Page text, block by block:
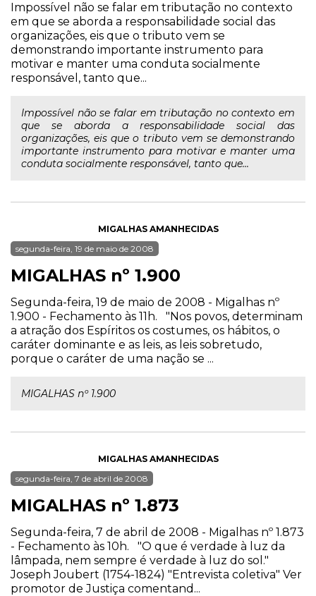
Impossível não se falar em tributação no contexto
em que se aborda a responsabilidade social das
organizações, eis que o tributo vem se
demonstrando importante instrumento para
motivar e manter uma conduta socialmente
responsável, tanto que...
Impossível não se falar em tributação no contexto em
que se aborda a responsabilidade social das
organizações, eis que o tributo vem se demonstrando
importante instrumento para motivar e manter uma
conduta socialmente responsável, tanto que...
MIGALHAS AMANHECIDAS
segunda-feira, 19 de maio de 2008
MIGALHAS nº 1.900
Segunda-feira, 19 de maio de 2008 - Migalhas nº
1.900 - Fechamento às 11h. "Nos povos, determinam
a atração dos Espíritos os costumes, os hábitos, o
caráter dominante e as leis, as leis sobretudo,
porque o caráter de uma nação se ...
MIGALHAS nº 1.900
MIGALHAS AMANHECIDAS
segunda-feira, 7 de abril de 2008
MIGALHAS nº 1.873
Segunda-feira, 7 de abril de 2008 - Migalhas nº 1.873
- Fechamento às 10h. "O que é verdade à luz da
lâmpada, nem sempre é verdade à luz do sol."
Joseph Joubert (1754-1824) "Entrevista coletiva" Ver
promotor de Justiça comentand...